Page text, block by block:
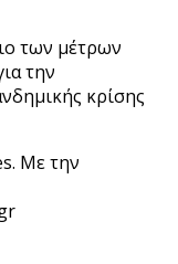
των μέτρων
την
κρίσης
Με την